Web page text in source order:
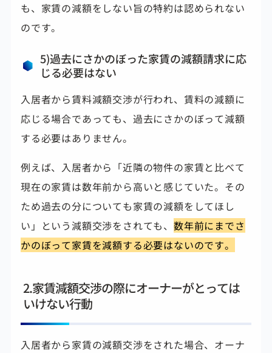
も、 家賃の減額をしない旨の特約は認められない
のです。
5)過去にさかのぼった家賃の減額請求に応
じる必要はない
入居者から賃料減額交渉が行われ、賃料の減額に
応じる場合であっても、過去にさかのぼって減額
する必要はありません。
例えば、入居者から「近隣の物件の家賃と比べて
現在の家賃は数年前から高いと感じていた。その
ため過去の分についても家賃の減額をしてほし
い」という減額交渉をされても、 数年前にまでさ
かのぼって家賃を減額する必要はないのです。
2.家賃減額交渉の際にオーナーがとっては
いけない行動
入居者から家賃の減額交渉をされた場合、オーナ